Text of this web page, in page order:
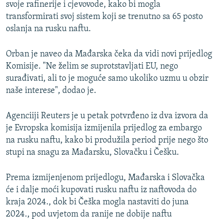
svoje rafinerije i cjevovode, kako bi mogla
transformirati svoj sistem koji se trenutno sa 65 posto
oslanja na rusku naftu.
Orban je naveo da Mađarska čeka da vidi novi prijedlog
Komisije. "Ne želim se suprotstavljati EU, nego
surađivati, ali to je moguće samo ukoliko uzmu u obzir
naše interese", dodao je.
Agenciiji Reuters je u petak potvrđeno iz dva izvora da
je Evropska komisija izmijenila prijedlog za embargo
na rusku naftu, kako bi produžila period prije nego što
stupi na snagu za Mađarsku, Slovačku i Češku.
Prema izmijenjenom prijedlogu, Mađarska i Slovačka
će i dalje moći kupovati rusku naftu iz naftovoda do
kraja 2024., dok bi Češka mogla nastaviti do juna
2024., pod uvjetom da ranije ne dobije naftu